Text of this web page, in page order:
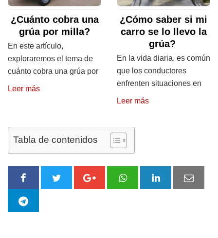
¿Cuánto cobra una
grúa por milla?
En este artículo,
exploraremos el tema de
cuánto cobra una grúa por
Leer más
¿Cómo saber si mi
carro se lo llevo la
grúa?
En la vida diaria, es común
que los conductores
enfrenten situaciones en
Leer más
Tabla de contenidos